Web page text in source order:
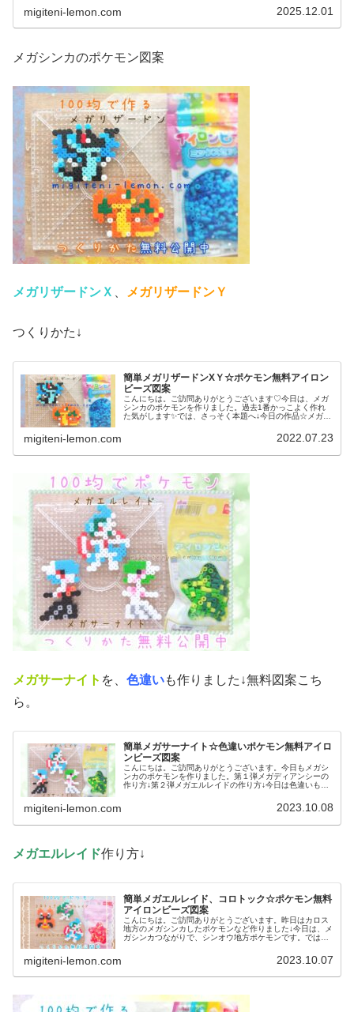
migiteni-lemon.com 2025.12.01
メガシンカのポケモン図案
メガリザードンＸ メガリザードンＹ
つくりかた↓
簡単メガリザードンXＹ☆ポケモン無料アイロン
ビーズ図案
こんにちは。ご訪問ありがとうございます♡今日は、メガ
シンカのポケモンを作りました。過去1番かっこよく作れ
た気がします✨では、さっそく本題へ↓今日の作品☆メガリ
migiteni-lemon.com 2022.07.23
メガサーナイト を、 色違いも作りました↓無料図案こち
ら。
簡単メガサーナイト☆色違いポケモン無料アイロ
ンビーズ図案
こんにちは。ご訪問ありがとうございます。今日もメガシ
ンカのポケモンを作りました。第１弾メガディアンシーの
作り方↓第２弾メガエルレイドの作り方↓今日は色違いも作
migiteni-lemon.com 2023.10.08
メガエルレイド作り方↓
簡単メガエルレイド、コロトック☆ポケモン無料
アイロンビーズ図案
こんにちは。ご訪問ありがとうございます。昨日はカロス
地方のメガシンカしたポケモンなど作りました↓今日は、メ
ガシンカつながりで、シンオウ地方ポケモンです。では、
migiteni-lemon.com 2023.10.07